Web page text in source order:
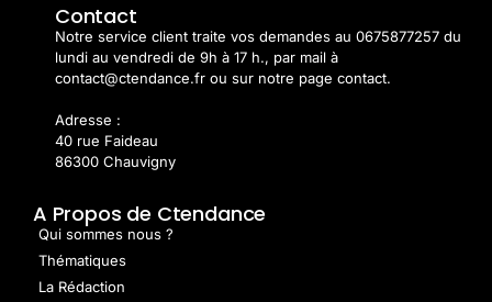
Contact
Notre service client traite vos demandes au 0675877257 du
lundi au vendredi de 9h à 17 h., par mail à
contact@ctendance.fr ou sur notre page contact.
Adresse :
40 rue Faideau
86300 Chauvigny
A Propos de Ctendance
Qui sommes nous ?
Thématiques
La Rédaction